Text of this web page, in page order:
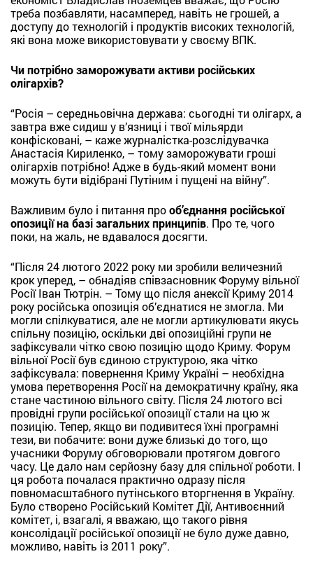
треба позбавляти, насамперед, навіть не грошей, а
доступу до технологій і продуктів високих технологій,
які вона може використовувати у своєму ВПК.
Чи потрібно заморожувати активи російських
олігархів?
“Росія – середньовічна держава: сьогодні ти олігарх, а
завтра вже сидиш у в’язниці і твої мільярди
конфісковані, – каже журналістка-розслідувачка
Анастасія Кириленко, – тому заморожувати гроші
олігархів потрібно! Адже в будь-який момент вони
можуть бути відібрані Путіним і пущені на війну”.
Важливим було і питання прооб’єднання російської
опозиції на базі загальних принципів. Про те, чого
поки, на жаль, не вдавалося досягти.
“Після 24 лютого 2022 року ми зробили величезний
крок уперед, – обнадіяв співзасновник Форуму вільної
Росії Іван Тютрін. – Тому що після анексії Криму 2014
року російська опозиція об’єднатися не змогла. Ми
могли спілкуватися, але не могли артикулювати якусь
спільну позицію, оскільки дві опозиційні групи не
зафіксували чітко свою позицію щодо Криму. Форум
вільної Росії був єдиною структурою, яка чітко
зафіксувала: повернення Криму Україні – необхідна
умова перетворення Росії на демократичну країну, яка
стане частиною вільного світу. Після 24 лютого всі
провідні групи російської опозиції стали на цю ж
позицію. Тепер, якщо ви подивитеся їхні програмні
тези, ви побачите: вони дуже близькі до того, що
учасники Форуму обговорювали протягом довгого
часу. Це дало нам серйозну базу для спільної роботи. І
ця робота почалася практично одразу після
повномасштабного путінського вторгнення в Україну.
Було створено Російський Комітет Дії, Антивоєнний
комітет, і, взагалі, я вважаю, що такого рівня
консолідації російської опозиції не було дуже давно,
можливо, навіть із 2011 року”.